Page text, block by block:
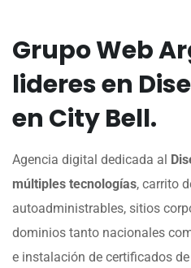
Grupo Web
lideres en
en City Bell.
Agencia digital dedicada al
múltiples tecnologías, carrito
autoadministrables, sitios
dominios tanto nacionales
e instalación de certificados